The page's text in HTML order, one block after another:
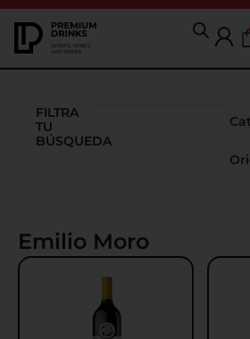
FILTRA
TU
BÚSQUEDA
Emilio Moro